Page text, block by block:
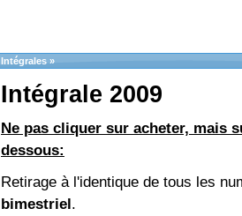
Intégrales »
Intégrale 2009
Ne pas cliquer sur acheter, mais
dessous:
Retirage à l'identique de tous les
bimestriel.